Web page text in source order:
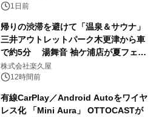
1日前
帰りの渋滞を避けて「温泉＆サウナ」
三井アウトレットパーク木更津から車
で約5分 湯舞音 袖ケ浦店が夏フェア
メニューを提供
株式会社楽久屋
12時間前
有線CarPlay／Android Autoをワイヤ
レス化 「Mini Aura」 OTTOCASTが